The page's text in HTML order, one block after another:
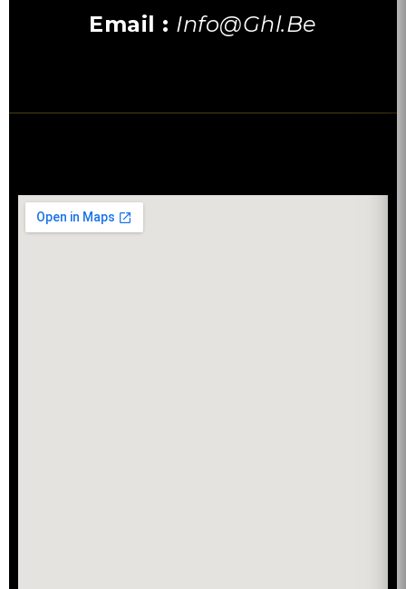
Email : Info@ghl.be